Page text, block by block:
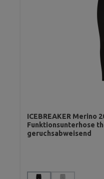
ICEBREAKER Merino
Funktionsunterhose
geruchsabweisend
auswählen